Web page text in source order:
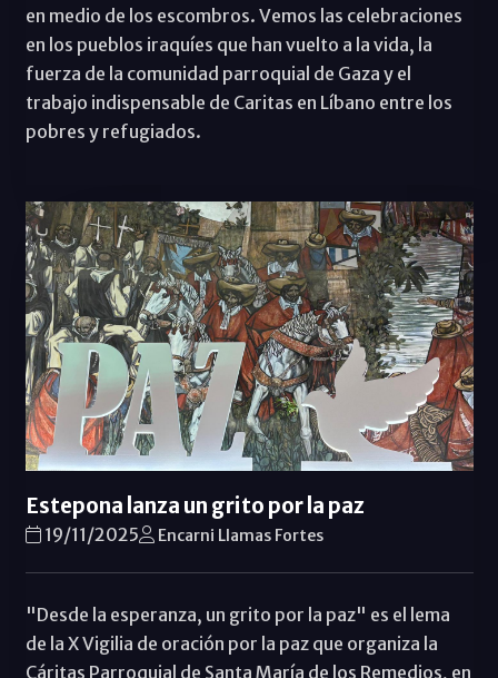
en medio de los escombros. Vemos las celebraciones
en los pueblos iraquíes que han vuelto a la vida, la
fuerza de la comunidad parroquial de Gaza y el
trabajo indispensable de Caritas en Líbano entre los
pobres y refugiados.
Estepona lanza un grito por la paz
19/11/2025 Encarni Llamas Fortes
"Desde la esperanza, un grito por la paz" es el lema
de la X Vigilia de oración por la paz que organiza la
Cáritas Parroquial de Santa María de los Remedios, en